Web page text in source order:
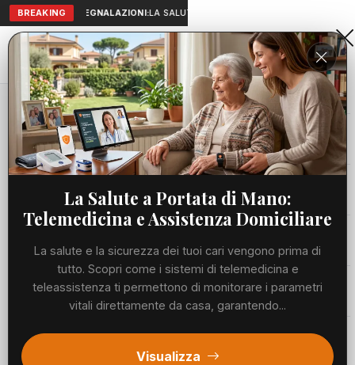
BREAKING SEGNALAZIONI:LA SALUTE A PORTATA DI MANO:
Aranova • NET
PORTALE UTILE AL TERRITORIO
Home
Cronaca
Viabilità
Utilità
Meteo
Eventi
La Salute a Portata di Mano:
Telemedicina e Assistenza Domiciliare
La salute e la sicurezza dei tuoi cari vengono prima di
tutto. Scopri come i sistemi di telemedicina e
teleassistenza ti permettono di monitorare i parametri
vitali direttamente da casa, garantendo...
Visualizza